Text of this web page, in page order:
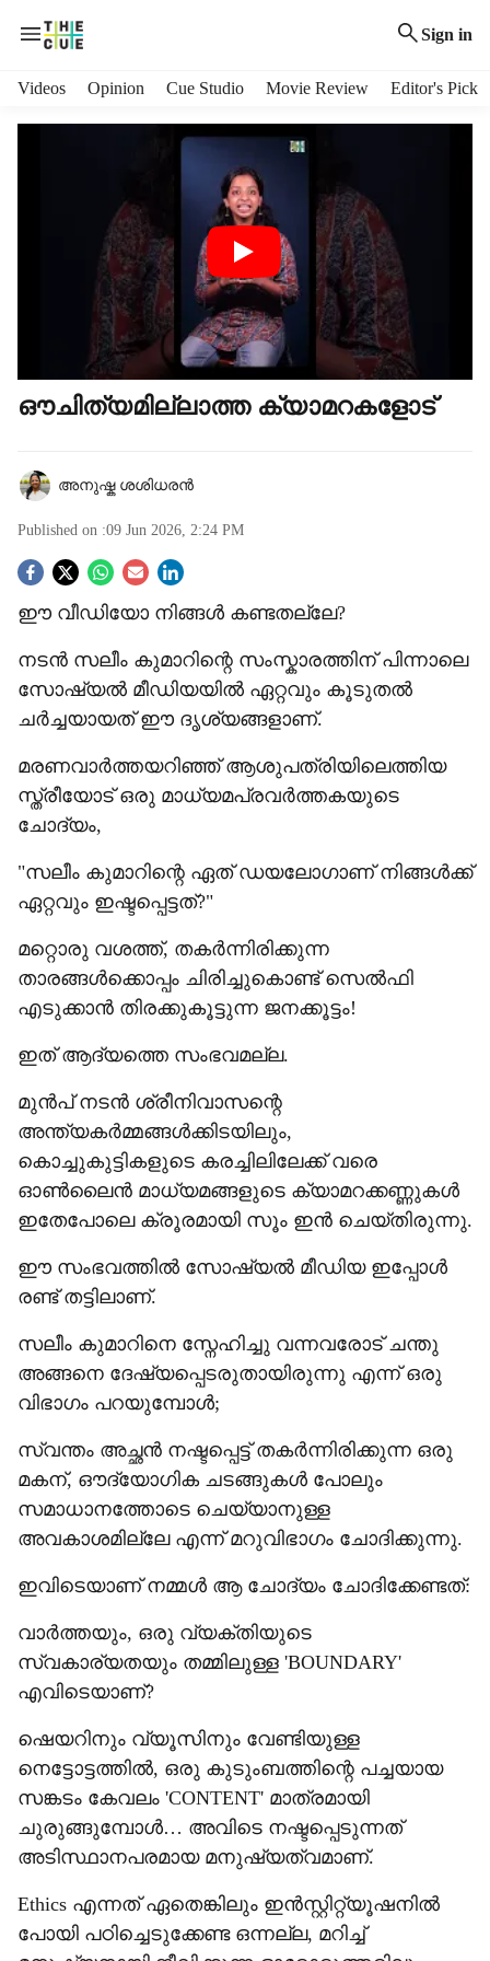
Sign in
Videos Opinion Cue Studio Movie Review Editor's Pick
ഔചിത്യമില്ലാത്ത ക്യാമറകളോട്
അനുഷ്ക ശശിധരൻ
Published on :09 Jun 2026, 2:24 PM
S
o
c
i
a
l
s
h
r
e
ഈ വീഡിയോ നിങ്ങൾ കണ്ടതല്ലേ?
നടൻ സലീം കുമാറിന്റെ സംസ്കാരത്തിന് പിന്നാലെ
സോഷ്യൽ മീഡിയയിൽ ഏറ്റവും കൂടുതൽ
ചർച്ചയായത് ഈ ദൃശ്യങ്ങളാണ്.
മരണവാർത്തയറിഞ്ഞ് ആശുപത്രിയിലെത്തിയ
സ്ത്രീയോട് ഒരു മാധ്യമപ്രവർത്തകയുടെ
ചോദ്യം,
"സലീം കുമാറിന്റെ ഏത് ഡയലോഗാണ് നിങ്ങൾക്ക്
ഏറ്റവും ഇഷ്ടപ്പെട്ടത്?"
മറ്റൊരു വശത്ത്, തകർന്നിരിക്കുന്ന
താരങ്ങൾക്കൊപ്പം ചിരിച്ചുകൊണ്ട് സെൽഫി
എടുക്കാൻ തിരക്കുകൂട്ടുന്ന ജനക്കൂട്ടം!
ഇത് ആദ്യത്തെ സംഭവമല്ല.
മുൻപ് നടൻ ശ്രീനിവാസന്റെ
അന്ത്യകർമ്മങ്ങൾക്കിടയിലും,
കൊച്ചുകുട്ടികളുടെ കരച്ചിലിലേക്ക് വരെ
ഓൺലൈൻ മാധ്യമങ്ങളുടെ ക്യാമറക്കണ്ണുകൾ
ഇതേപോലെ ക്രൂരമായി സൂം ഇൻ ചെയ്തിരുന്നു.
ഈ സംഭവത്തിൽ സോഷ്യൽ മീഡിയ ഇപ്പോൾ
രണ്ട് തട്ടിലാണ്.
സലീം കുമാറിനെ സ്നേഹിച്ചു വന്നവരോട് ചന്തു
അങ്ങനെ ദേഷ്യപ്പെടരുതായിരുന്നു എന്ന് ഒരു
വിഭാഗം പറയുമ്പോൾ;
സ്വന്തം അച്ഛൻ നഷ്ടപ്പെട്ട് തകർന്നിരിക്കുന്ന ഒരു
മകന്, ഔദ്യോഗിക ചടങ്ങുകൾ പോലും
സമാധാനത്തോടെ ചെയ്യാനുള്ള
അവകാശമില്ലേ എന്ന് മറുവിഭാഗം ചോദിക്കുന്നു.
ഇവിടെയാണ് നമ്മൾ ആ ചോദ്യം ചോദിക്കേണ്ടത്:
വാർത്തയും, ഒരു വ്യക്തിയുടെ
സ്വകാര്യതയും തമ്മിലുള്ള 'BOUNDARY'
എവിടെയാണ്?
ഷെയറിനും വ്യൂസിനും വേണ്ടിയുള്ള
നെട്ടോട്ടത്തിൽ, ഒരു കുടുംബത്തിന്റെ പച്ചയായ
സങ്കടം കേവലം 'CONTENT' മാത്രമായി
ചുരുങ്ങുമ്പോൾ… അവിടെ നഷ്ടപ്പെടുന്നത്
അടിസ്ഥാനപരമായ മനുഷ്യത്വമാണ്.
Ethics എന്നത് ഏതെങ്കിലും ഇൻസ്റ്റിറ്റ്യൂഷനിൽ
പോയി പഠിച്ചെടുക്കേണ്ട ഒന്നല്ല, മറിച്ച്